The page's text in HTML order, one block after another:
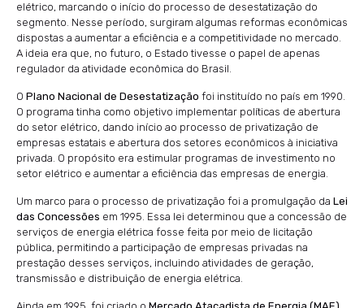
elétrico, marcando o início do processo de desestatização do
segmento. Nesse período, surgiram algumas reformas econômicas
dispostas a aumentar a eficiência e a competitividade no mercado.
A ideia era que, no futuro, o Estado tivesse o papel de apenas
regulador da atividade econômica do Brasil.
O Plano Nacional de Desestatização foi instituído no país em 1990.
O programa tinha como objetivo implementar políticas de abertura
do setor elétrico, dando início ao processo de privatização de
empresas estatais e abertura dos setores econômicos à iniciativa
privada. O propósito era estimular programas de investimento no
setor elétrico e aumentar a eficiência das empresas de energia.
Um marco para o processo de privatização foi a promulgação da Lei
das Concessões em 1995. Essa lei determinou que a concessão de
serviços de energia elétrica fosse feita por meio de licitação
pública, permitindo a participação de empresas privadas na
prestação desses serviços, incluindo atividades de geração,
transmissão e distribuição de energia elétrica.